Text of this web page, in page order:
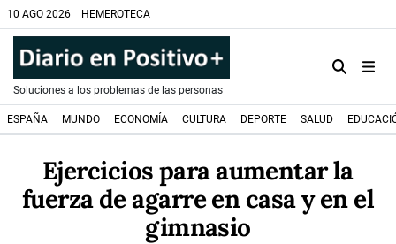
10 AGO 2026 HEMEROTECA
Soluciones a los problemas de las personas
ESPAÑA MUNDO ECONOMÍA CULTURA DEPORTE SALUD
Ejercicios para aumentar la
fuerza de agarre en casa y en el
gimnasio